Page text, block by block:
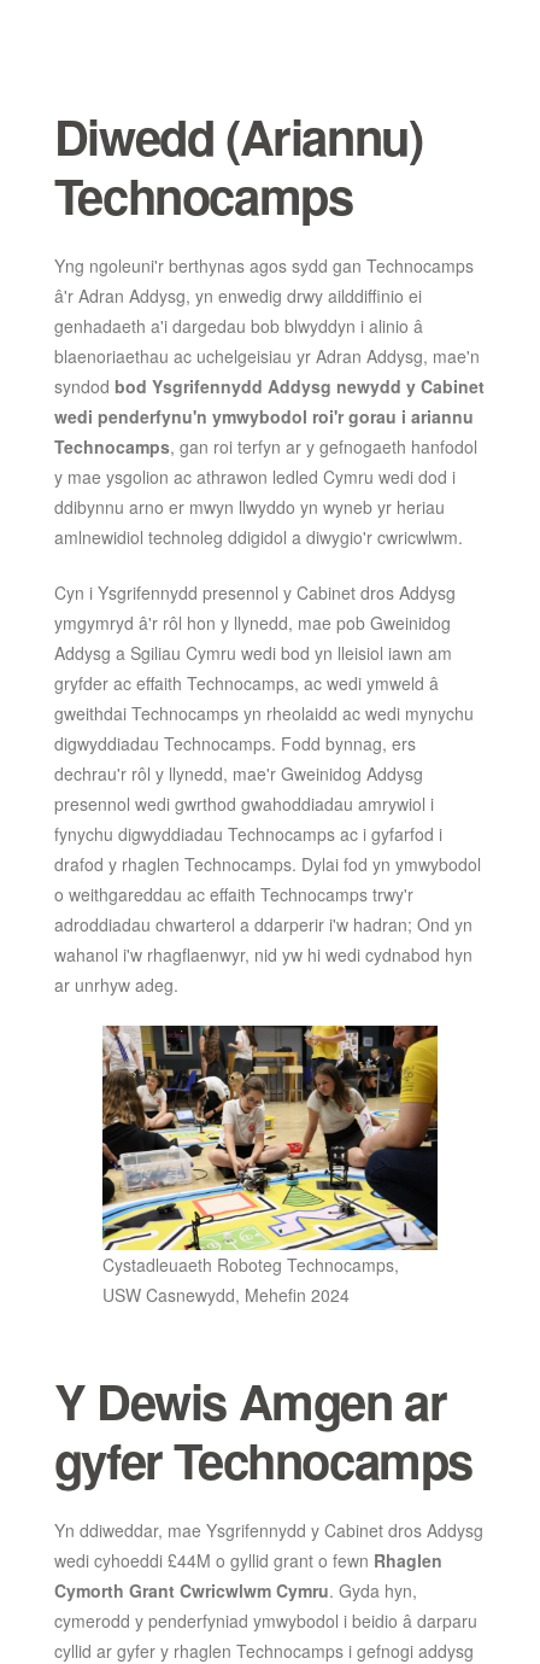
Diwedd (Ariannu)
Technocamps
Yng ngoleuni'r berthynas agos sydd gan Technocamps
â'r Adran Addysg, yn enwedig drwy ailddiffinio ei
genhadaeth a'i dargedau bob blwyddyn i alinio â
blaenoriaethau ac uchelgeisiau yr Adran Addysg, mae'n
syndod bod Ysgrifennydd Addysg newydd y Cabinet
wedi penderfynu'n ymwybodol roi'r gorau i ariannu
Technocamps, gan roi terfyn ar y gefnogaeth hanfodol
y mae ysgolion ac athrawon ledled Cymru wedi dod i
ddibynnu arno er mwyn llwyddo yn wyneb yr heriau
amlnewidiol technoleg ddigidol a diwygio'r cwricwlwm.
Cyn i Ysgrifennydd presennol y Cabinet dros Addysg
ymgymryd â'r rôl hon y llynedd, mae pob Gweinidog
Addysg a Sgiliau Cymru wedi bod yn lleisiol iawn am
gryfder ac effaith Technocamps, ac wedi ymweld â
gweithdai Technocamps yn rheolaidd ac wedi mynychu
digwyddiadau Technocamps. Fodd bynnag, ers
dechrau'r rôl y llynedd, mae'r Gweinidog Addysg
presennol wedi gwrthod gwahoddiadau amrywiol i
fynychu digwyddiadau Technocamps ac i gyfarfod i
drafod y rhaglen Technocamps. Dylai fod yn ymwybodol
o weithgareddau ac effaith Technocamps trwy'r
adroddiadau chwarterol a ddarperir i'w hadran; Ond yn
wahanol i'w rhagflaenwyr, nid yw hi wedi cydnabod hyn
ar unrhyw adeg.
Cystadleuaeth Roboteg Technocamps,
USW Casnewydd, Mehefin 2024
Y Dewis Amgen ar
gyfer Technocamps
Yn ddiweddar, mae Ysgrifennydd y Cabinet dros Addysg
wedi cyhoeddi £44M o gyllid grant o fewn Rhaglen
Cymorth Grant Cwricwlwm Cymru. Gyda hyn,
cymerodd y penderfyniad ymwybodol i beidio â darparu
cyllid ar gyfer y rhaglen Technocamps i gefnogi addysg